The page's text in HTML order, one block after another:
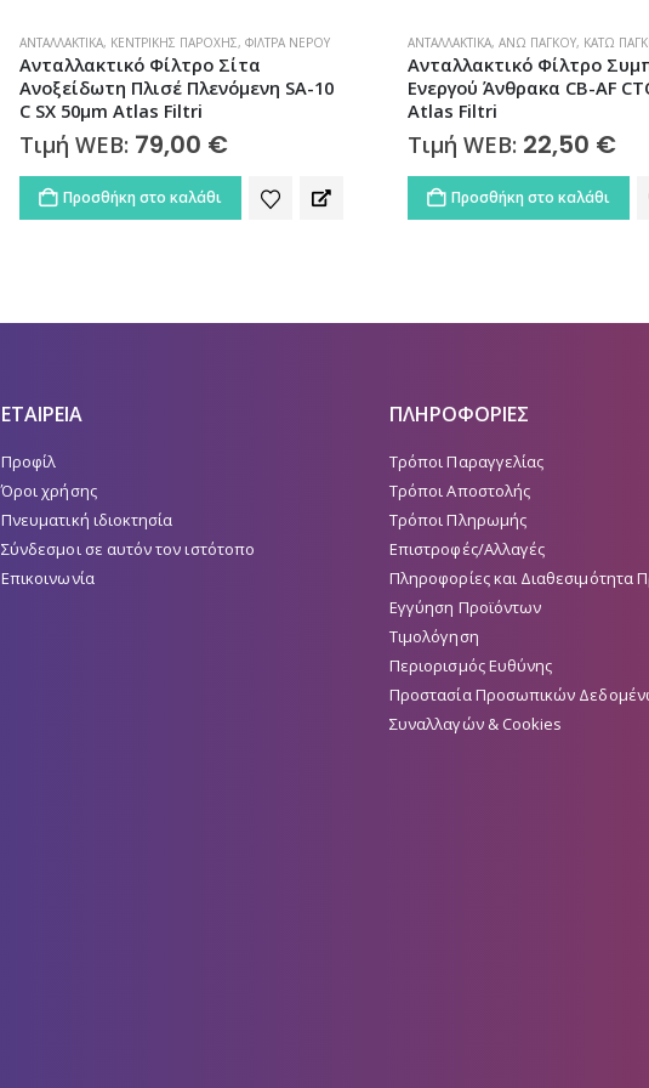
ΑΝΤΑΛΛΑΚΤΙΚΆ, ΆΝΩ ΠΆΓΚΟΥ,ΚΆΤΩ ΠΆΓΚΟΥ,ΦΊΛΤΡΑ ΝΕΡΟΎ
Ανταλλακτικό Φίλτρο Συμπαγούς
Ενεργού Άνθρακα CB-AF CTO SX 5μm
Atlas Filtri
Τιμή WEB: 22,50 €
Προσθήκη στο καλάθι
ΑΝΤΑΛΛΑΚΤΙΚΆ, ΆΝΩ ΠΆΓΚΟΥ, ΚΆΤΩ
Ανταλλακτικό Φίλτρο
Ενεργού Άνθρακα CTO SX
MATRIKX Atlas Filtri
Τιμή WEB: 10,20 €
Προσθήκη στο καλάθι
ΕΤΑΙΡΕΙΑ
Προφίλ
Όροι χρήσης
Πνευματική ιδιοκτησία
Σύνδεσμοι σε αυτόν τον ιστότοπο
Επικοινωνία
ΠΛΗΡΟΦΟΡΙΕΣ
Τρόποι Παραγγελίας
Τρόποι Αποστολής
Τρόποι Πληρωμής
Επιστροφές/Αλλαγές
Πληροφορίες και Διαθεσιμότητα
Εγγύηση Προϊόντων
Τιμολόγηση
Περιορισμός Ευθύνης
Προστασία Προσωπικών
Συναλλαγών & Cookies